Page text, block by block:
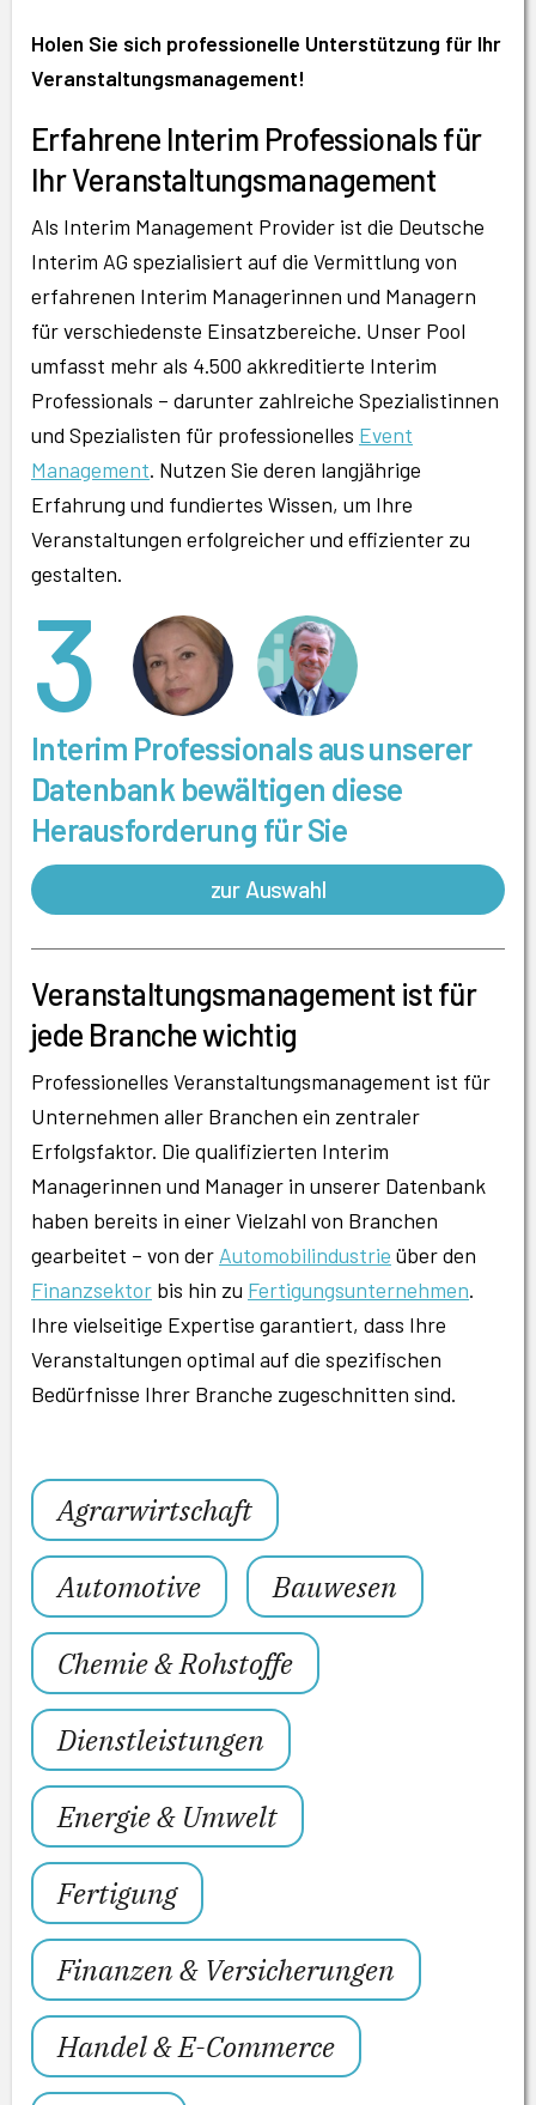
Holen Sie sich professionelle Unterstützung für Ihr
Veranstaltungsmanagement!
Erfahrene Interim Professionals für
Ihr Veranstaltungsmanagement
Als Interim Management Provider ist die Deutsche
Interim AG spezialisiert auf die Vermittlung von
erfahrenen Interim Managerinnen und Managern
für verschiedenste Einsatzbereiche. Unser Pool
umfasst mehr als 4.500 akkreditierte Interim
Professionals – darunter zahlreiche Spezialistinnen
und Spezialisten für professionelles Event
Management. Nutzen Sie deren langjährige
Erfahrung und fundiertes Wissen, um Ihre
Veranstaltungen erfolgreicher und effizienter zu
gestalten.
3
Interim Professionals aus unserer
Datenbank bewältigen diese
Herausforderung für Sie
zur Auswahl
Veranstaltungsmanagement ist für
jede Branche wichtig
Professionelles Veranstaltungsmanagement ist für
Unternehmen aller Branchen ein zentraler
Erfolgsfaktor. Die qualifizierten Interim
Managerinnen und Manager in unserer Datenbank
haben bereits in einer Vielzahl von Branchen
gearbeitet – von der Automobilindustrie über den
Finanzsektor bis hin zu Fertigungsunternehmen.
Ihre vielseitige Expertise garantiert, dass Ihre
Veranstaltungen optimal auf die spezifischen
Bedürfnisse Ihrer Branche zugeschnitten sind.
Agrarwirtschaft
Automotive
Bauwesen
Chemie & Rohstoffe
Dienstleistungen
Energie & Umwelt
Fertigung
Finanzen & Versicherungen
Handel & E-Commerce